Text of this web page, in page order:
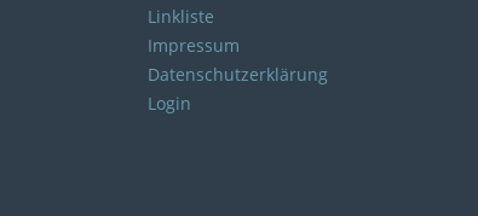
Linkliste
Impressum
Datenschutzerklärung
Login